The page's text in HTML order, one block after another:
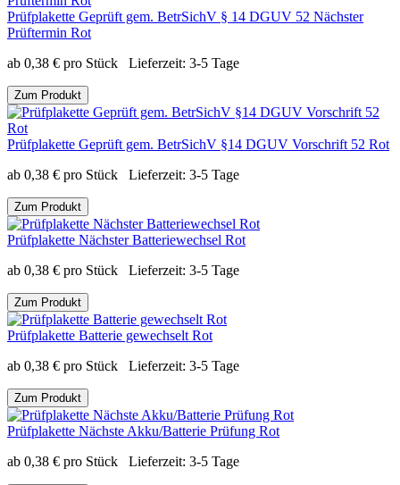
Prüfplakette Geprüft gem. BetrSichV § 14 DGUV 52 Nächster
Prüftermin Rot
ab 0,38 € pro Stück Lieferzeit: 3-5 Tage
Zum Produkt
Prüfplakette Geprüft gem. BetrSichV §14 DGUV Vorschrift 52 Rot
ab 0,38 € pro Stück Lieferzeit: 3-5 Tage
Zum Produkt
Prüfplakette Nächster Batteriewechsel Rot
ab 0,38 € pro Stück Lieferzeit: 3-5 Tage
Zum Produkt
Prüfplakette Batterie gewechselt Rot
ab 0,38 € pro Stück Lieferzeit: 3-5 Tage
Zum Produkt
Prüfplakette Nächste Akku/Batterie Prüfung Rot
ab 0,38 € pro Stück Lieferzeit: 3-5 Tage